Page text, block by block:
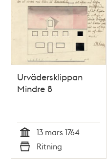
Urvädersklippan
Mindre 8
Tid
13 mars 1764
Typ
Ritning